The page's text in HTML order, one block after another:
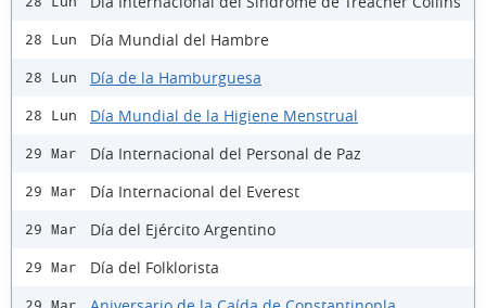
28 Lun Día Mundial del Hambre
28 Lun Día de la Hamburguesa
28 Lun Día Mundial de la Higiene Menstrual
29 Mar Día Internacional del Personal de Paz
29 Mar Día Internacional del Everest
29 Mar Día del Ejército Argentino
29 Mar Día del Folklorista